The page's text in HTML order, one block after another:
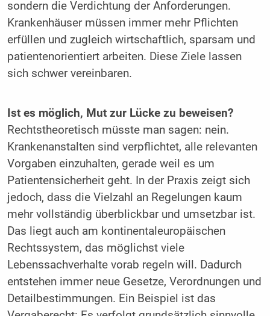
sondern die Verdichtung der Anforderungen.
Krankenhäuser müssen immer mehr Pflichten
erfüllen und zugleich wirtschaftlich, sparsam und
patientenorientiert arbeiten. Diese Ziele lassen
sich schwer vereinbaren.
Ist es möglich, Mut zur Lücke zu beweisen?
Rechtstheoretisch müsste man sagen: nein.
Krankenanstalten sind verpflichtet, alle relevanten
Vorgaben einzuhalten, gerade weil es um
Patientensicherheit geht. In der Praxis zeigt sich
jedoch, dass die Vielzahl an Regelungen kaum
mehr vollständig überblickbar und umsetzbar ist.
Das liegt auch am kontinentaleuropäischen
Rechtssystem, das möglichst viele
Lebenssachverhalte vorab regeln will. Dadurch
entstehen immer neue Gesetze, Verordnungen und
Detailbestimmungen. Ein Beispiel ist das